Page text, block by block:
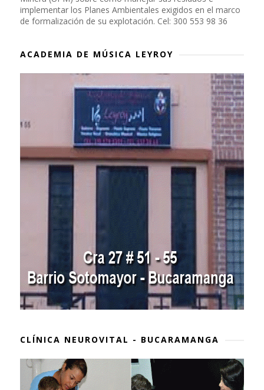
implementar los Planes Ambientales exigidos en el marco
de formalización de su explotación. Cel: 300 553 98 36
ACADEMIA DE MÚSICA LEYROY
CLÍNICA NEUROVITAL - BUCARAMANGA